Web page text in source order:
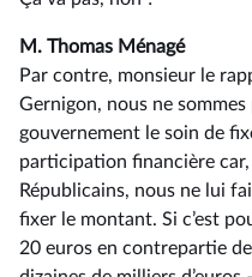
M. Thomas Ménagé
Par contre, monsieur le
Gernigon, nous ne
gouvernement le soin de
participation financière
Républicains, nous ne lui
fixer le montant. Si c’est
20 euros en contrepartie